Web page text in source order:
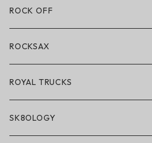
アパレル
アクセサリー・小物
ハードグッズ
ROCK OFF
ROCKSAX
ROYAL TRUCKS
SK8OLOGY